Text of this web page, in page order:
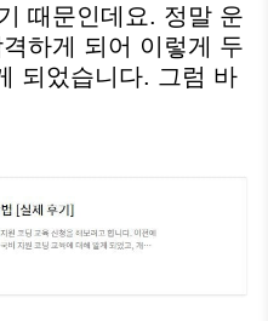
때문인데요. 정말 운
하게 되어 이렇게 두
되었습니다. 그럼 바